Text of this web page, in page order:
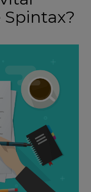
Spintax?